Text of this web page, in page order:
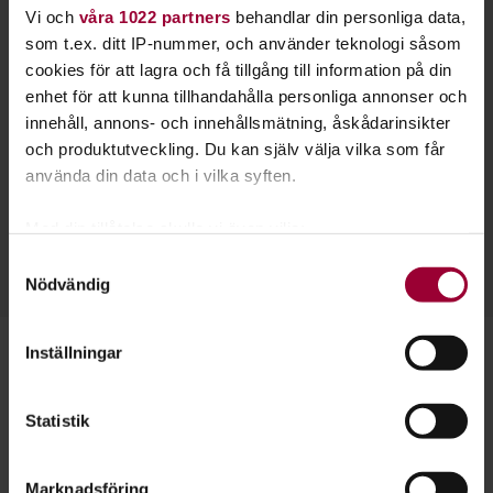
Vi och våra 1022 partners behandlar din personliga data,
som t.ex. ditt IP-nummer, och använder teknologi såsom
cookies för att lagra och få tillgång till information på din
enhet för att kunna tillhandahålla personliga annonser och
innehåll, annons- och innehållsmätning, åskådarinsikter
och produktutveckling. Du kan själv välja vilka som får
använda din data och i vilka syften.
som kan ha en noggrannhet på upp till flera meter
Ta reda på mer om hur dina personliga uppgifter
Du kan ändra eller dra tillbaka ditt samtycke när som
Nödvändig
Inställningar
Statistik
Marknadsföring
om teater- och scenkonst: